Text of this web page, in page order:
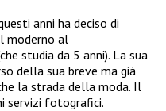
anni ha deciso di
moderno al
studia da 5 anni). La sua
della sua breve ma già
la strada della moda. Il
servizi fotografici.